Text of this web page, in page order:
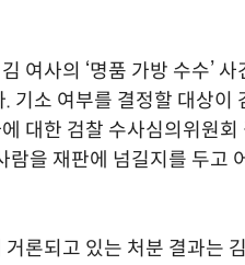
여사의 ‘명품 가방 수수’
기소 여부를 결정할 대상이
대한 검찰 수사심의위원
람을 재판에 넘길지를 두고
론되고 있는 처분 결과는